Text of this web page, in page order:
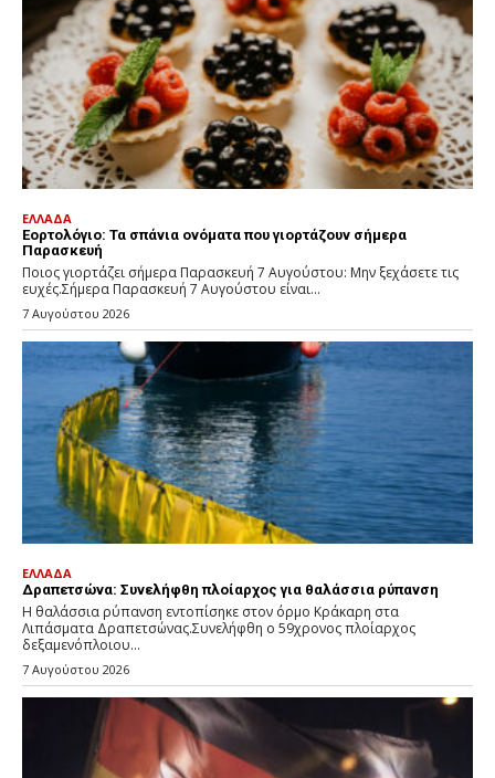
ΕΛΛΑΔΑ
Εορτολόγιο: Τα σπάνια ονόματα που γιορτάζουν σήμερα
Παρασκευή
Ποιος γιορτάζει σήμερα Παρασκευή 7 Αυγούστου: Μην ξεχάσετε τις
ευχές.Σήμερα Παρασκευή 7 Αυγούστου είναι...
7 Αυγούστου 2026
ΕΛΛΑΔΑ
Δραπετσώνα: Συνελήφθη πλοίαρχος για θαλάσσια ρύπανση
Η θαλάσσια ρύπανση εντοπίσηκε στον όρμο Κράκαρη στα
Λιπάσματα Δραπετσώνας.Συνελήφθη ο 59χρονος πλοίαρχος
δεξαμενόπλοιου...
7 Αυγούστου 2026